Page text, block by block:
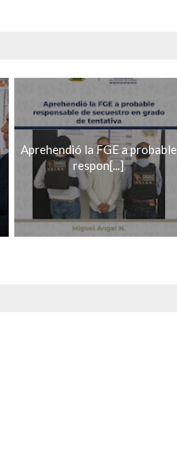
Aprehendió la FGE a probable
respon[...]